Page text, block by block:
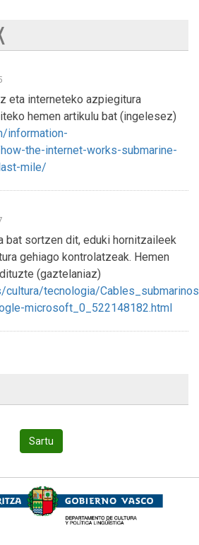
eta interneteko azpiegitura
hemen artikulu bat (ingelesez)
information-
the-internet-works-submarine-
mile/
bat sortzen dit, eduki hornitzaileek
gehiago kontrolatzeak. Hemen
(gaztelaniaz)
cultura/tecnologia/
microsoft_0_522148182.html
Sartu